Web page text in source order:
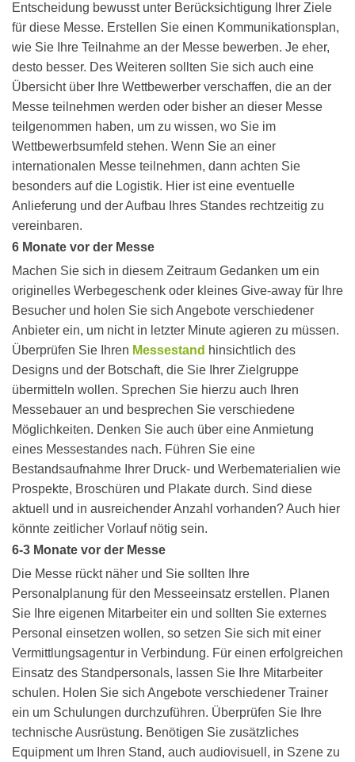
Entscheidung bewusst unter Berücksichtigung Ihrer Ziele
für diese Messe. Erstellen Sie einen Kommunikationsplan,
wie Sie Ihre Teilnahme an der Messe bewerben. Je eher,
desto besser. Des Weiteren sollten Sie sich auch eine
Übersicht über Ihre Wettbewerber verschaffen, die an der
Messe teilnehmen werden oder bisher an dieser Messe
teilgenommen haben, um zu wissen, wo Sie im
Wettbewerbsumfeld stehen. Wenn Sie an einer
internationalen Messe teilnehmen, dann achten Sie
besonders auf die Logistik. Hier ist eine eventuelle
Anlieferung und der Aufbau Ihres Standes rechtzeitig zu
vereinbaren.
6 Monate vor der Messe
Machen Sie sich in diesem Zeitraum Gedanken um ein
originelles Werbegeschenk oder kleines Give-away für Ihre
Besucher und holen Sie sich Angebote verschiedener
Anbieter ein, um nicht in letzter Minute agieren zu müssen.
Überprüfen Sie Ihren Messestand hinsichtlich des
Designs und der Botschaft, die Sie Ihrer Zielgruppe
übermitteln wollen. Sprechen Sie hierzu auch Ihren
Messebauer an und besprechen Sie verschiedene
Möglichkeiten. Denken Sie auch über eine Anmietung
eines Messestandes nach. Führen Sie eine
Bestandsaufnahme Ihrer Druck- und Werbematerialien wie
Prospekte, Broschüren und Plakate durch. Sind diese
aktuell und in ausreichender Anzahl vorhanden? Auch hier
könnte zeitlicher Vorlauf nötig sein.
6-3 Monate vor der Messe
Die Messe rückt näher und Sie sollten Ihre
Personalplanung für den Messeeinsatz erstellen. Planen
Sie Ihre eigenen Mitarbeiter ein und sollten Sie externes
Personal einsetzen wollen, so setzen Sie sich mit einer
Vermittlungsagentur in Verbindung. Für einen erfolgreichen
Einsatz des Standpersonals, lassen Sie Ihre Mitarbeiter
schulen. Holen Sie sich Angebote verschiedener Trainer
ein um Schulungen durchzuführen. Überprüfen Sie Ihre
technische Ausrüstung. Benötigen Sie zusätzliches
Equipment um Ihren Stand, auch audiovisuell, in Szene zu